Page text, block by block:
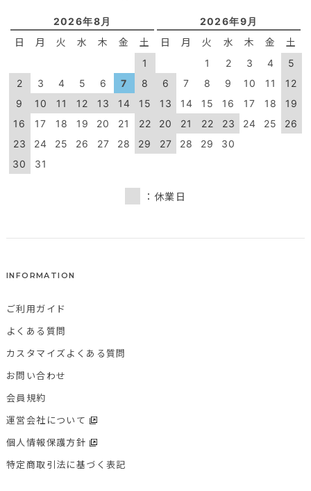
2026年8月
日 月 火 水 木 金 土
1
2
3 4 5 6 7
8
9
10 11 12 13 14
15
16
17 18 19 20 21
22
23
24 25 26 27 28
29
30
31
2026年9月
日 月 火 水 木 金 土
1 2 3 4
5
6
7 8 9 10 11
12
13
14 15 16 17 18
19
20
21 22 23 24 25
26
27
28 29 30
：休業日
INFORMATION
ご利用ガイド
よくある質問
カスタマイズよくある質問
お問い合わせ
会員規約
運営会社について
個人情報保護方針
特定商取引法に基づく表記